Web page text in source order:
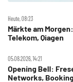
Heute, 08:23
Märkte am
Telekom, Qiagen
05.08.2026, 14:21
Opening Bell:
Networks,